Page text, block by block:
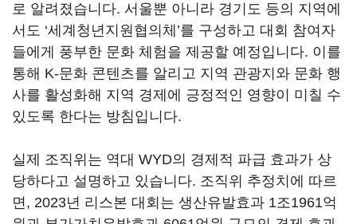
로 알려졌습니다. 서울뿐 아니라 경기도 등의 지역에
서도 ‘세계청년지원협의체’를 구성하고 대회 참여자
들에게 풍부한 문화 체험을 제공할 예정입니다. 이를
통해 K-문화 콘텐츠를 알리고 지역 관광지와 문화 행
사를 활성화해 지역 경제에 긍정적인 영향이 미칠 수
있도록 한다는 방침입니다.
실제 조직위는 역대 WYD의 경제적 파급 효과가 상
당하다고 설명하고 있습니다. 조직위 추정치에 따르
면, 2023년 리스본 대회는 생산유발효과 1조1961억